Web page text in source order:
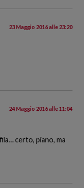
23 Maggio 2016 alle 23:20
24 Maggio 2016 alle 11:04
certo, piano, ma